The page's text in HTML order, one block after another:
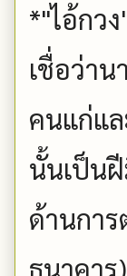
*"ไอ้กว
เชื่อว่า
คนแก่แ
นั้นเป็น
ด้านกา
ธนาคา